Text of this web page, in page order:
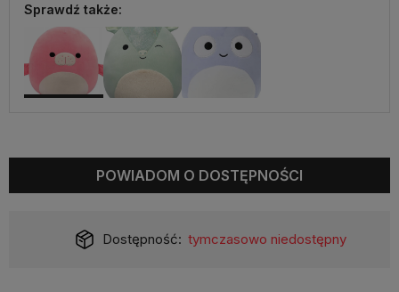
Sprawdź także:
POWIADOM O DOSTĘPNOŚCI
Dostępność: tymczasowo niedostępny